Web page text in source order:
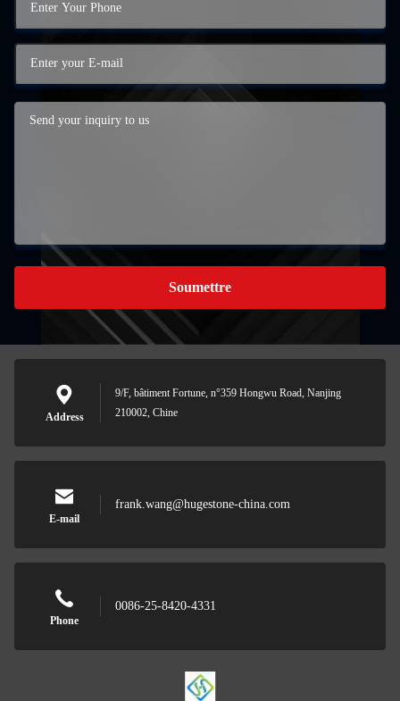
Soumettre
Address
9/F, bâtiment Fortune, n°359 Hongwu Road, Nanjing
210002, Chine
E-mail
frank.wang@hugestone-china.com
Phone
0086-25-8420-4331